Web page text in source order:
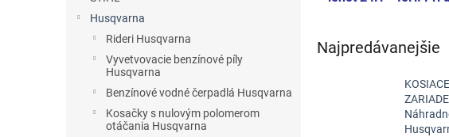
Husqvarna
Rideri Husqvarna
Vyvetvovacie benzínové píly
Husqvarna
Benzínové vodné čerpadlá Husqvarna
Kosačky s nulovým polomerom
otáčania Husqvarna
Najpredávanejšie